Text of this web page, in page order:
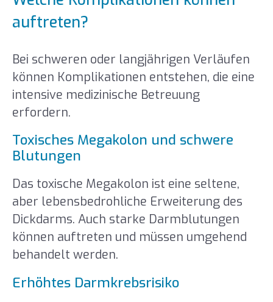
auftreten?
Bei schweren oder langjährigen Verläufen
können Komplikationen entstehen, die eine
intensive medizinische Betreuung
erfordern.
Toxisches Megakolon und schwere
Blutungen
Das toxische Megakolon ist eine seltene,
aber lebensbedrohliche Erweiterung des
Dickdarms. Auch starke Darmblutungen
können auftreten und müssen umgehend
behandelt werden.
Erhöhtes Darmkrebsrisiko